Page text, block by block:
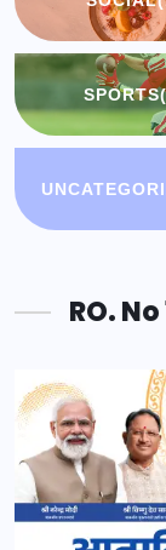
SPORTS
RO.